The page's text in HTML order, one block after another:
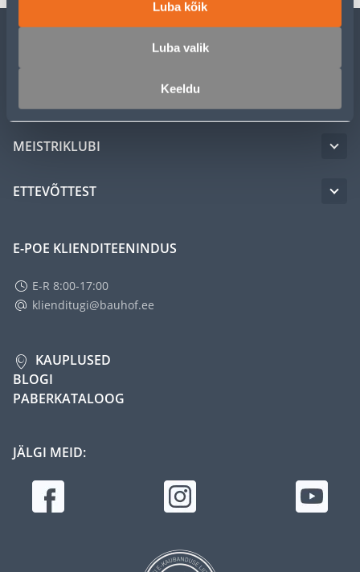
Luba kõik
Luba valik
Keeldu
MEISTRIKLUBI
ETTEVÕTTEST
E-POE KLIENDITEENINDUS
E-R 8:00-17:00
klienditugi@bauhof.ee
KAUPLUSED
BLOGI
PABERKATALOOG
JÄLGI MEID: